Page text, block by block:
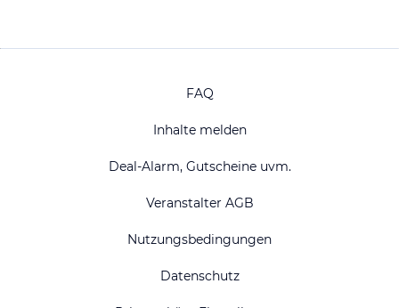
FAQ
Inhalte melden
Deal-Alarm, Gutscheine uvm.
Veranstalter AGB
Nutzungsbedingungen
Datenschutz